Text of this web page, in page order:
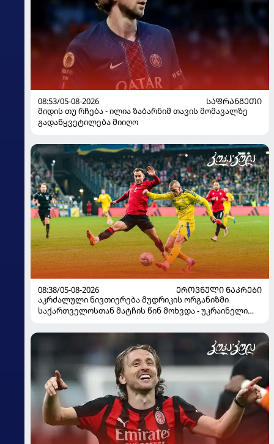
08:53/05-08-2026
ᲡᲐᲤᲠᲐᲜᲒᲔᲗᲘ
მიდის თუ რჩება - ილია ზაბარნიმ თავის მომავალზე
გადაწყვეტილება მიიღო
08:38/05-08-2026
ᲔᲠᲝᲕᲜᲣᲚᲘ ᲜᲐᲙᲠᲔᲑᲘ
აკრძალული ნივთიერება მუდრიკის ორგანიზმი
საქართველოსთან მატჩის წინ მოხვდა - უკრაინელი
ინფორმაციას ავრცელებს